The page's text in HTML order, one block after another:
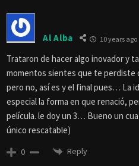
Al Alba 10 years ago
Trataron de hacer algo inovador y
momentos sientes que te perdiste
pero no, así es y el final pues… La
especial la forma en que renació,
película. le doy un 3… Bueno un
único rescatable)
0 Reply